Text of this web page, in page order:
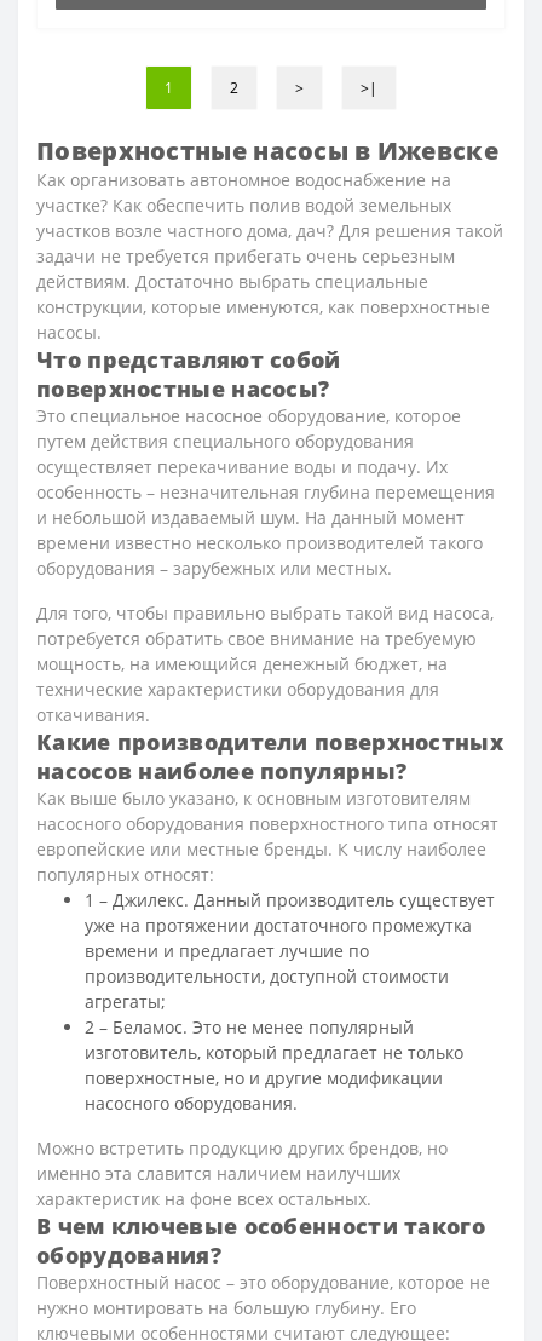
1 2 > >|
Поверхностные насосы в Ижевске
Как организовать автономное водоснабжение на
участке? Как обеспечить полив водой земельных
участков возле частного дома, дач? Для решения такой
задачи не требуется прибегать очень серьезным
действиям. Достаточно выбрать специальные
конструкции, которые именуются, как поверхностные
насосы.
Что представляют собой
поверхностные насосы?
Это специальное насосное оборудование, которое
путем действия специального оборудования
осуществляет перекачивание воды и подачу. Их
особенность – незначительная глубина перемещения
и небольшой издаваемый шум. На данный момент
времени известно несколько производителей такого
оборудования – зарубежных или местных.
Для того, чтобы правильно выбрать такой вид насоса,
потребуется обратить свое внимание на требуемую
мощность, на имеющийся денежный бюджет, на
технические характеристики оборудования для
откачивания.
Какие производители поверхностных
насосов наиболее популярны?
Как выше было указано, к основным изготовителям
насосного оборудования поверхностного типа относят
европейские или местные бренды. К числу наиболее
популярных относят:
1 – Джилекс. Данный производитель существует
уже на протяжении достаточного промежутка
времени и предлагает лучшие по
производительности, доступной стоимости
агрегаты;
2 – Беламос. Это не менее популярный
изготовитель, который предлагает не только
поверхностные, но и другие модификации
насосного оборудования.
Можно встретить продукцию других брендов, но
именно эта славится наличием наилучших
характеристик на фоне всех остальных.
В чем ключевые особенности такого
оборудования?
Поверхностный насос – это оборудование, которое не
нужно монтировать на большую глубину. Его
ключевыми особенностями считают следующее: